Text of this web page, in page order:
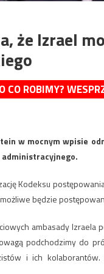
że Izrael
CO ROBIMY?
w mocnym wpisie
Kodeksu
będzie
ambasady
podchodzimy do
i ich